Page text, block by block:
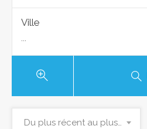
Ville
...
Du plus récent au plus ancien